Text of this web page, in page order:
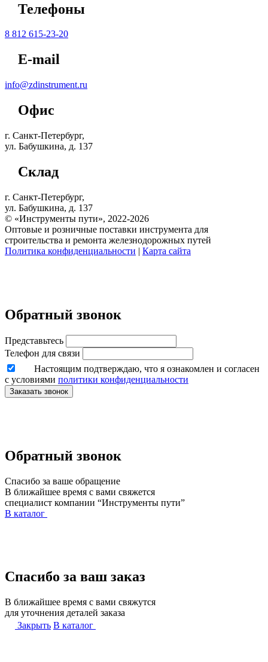
Телефоны
8 812 615-23-20
E-mail
info@zdinstrument.ru
Офис
г. Санкт-Петербург,
ул. Бабушкина, д. 137
Склад
г. Санкт-Петербург,
ул. Бабушкина, д. 137
© «Инструменты пути», 2022-2026
Оптовые и розничные поставки инструмента для
строительства и ремонта железнодорожных путей
Политика конфиденциальности | Карта сайта
Обратный звонок
Представьтесь
Телефон для связи
Настоящим подтверждаю, что я ознакомлен и согласен
с условиями политики конфиденциальности
Заказать звонок
Обратный звонок
Спасибо за ваше обращение
В ближайшее время с вами свяжется
специалист компании “Инструменты пути”
В каталог
Спасибо за ваш заказ
В ближайшее время с вами свяжутся
для уточнения деталей заказа
Закрыть В каталог